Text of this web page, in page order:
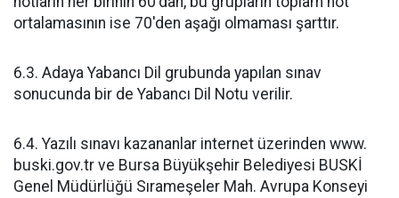
ortalamasının ise 70'den aşağı olmaması şarttır.
6.3. Adaya Yabancı Dil grubunda yapılan sınav
sonucunda bir de Yabancı Dil Notu verilir.
6.4. Yazılı sınavı kazananlar internet üzerinden www.
buski.gov.tr ve Bursa Büyükşehir Belediyesi BUSKİ
Genel Müdürlüğü Sırameşeler Mah. Avrupa Konseyi